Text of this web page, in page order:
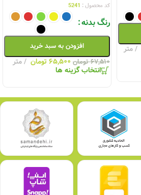
متر
کد محصول : 5241
رنگ بدنه
افزودن به سبد خرید
۶۷,۵۱۰ تومان ۶۵,۵۰۰تومان متر
انتخاب گزینه ها